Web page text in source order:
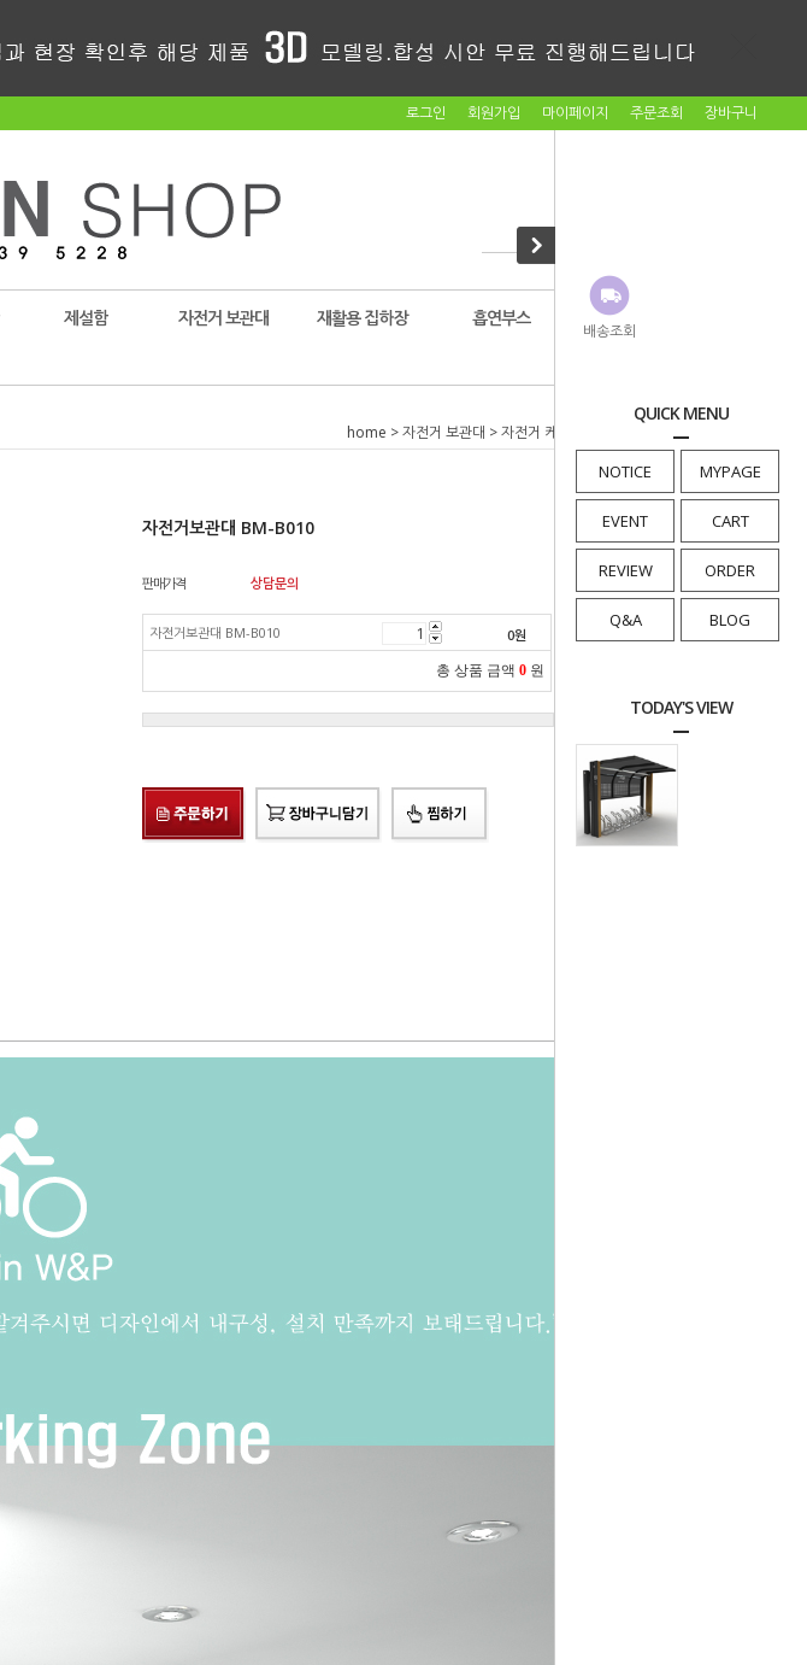
배송조회
QUICK MENU
NOTICE MYPAGE
EVENT CART
REVIEW ORDER
Q&A BLOG
TODAY'S VIEW
로그인 회원가입 마이페이지 주문조회 장바구니
제설함 자전거 보관대 재활용 집하장 흡연부스 암롤박스
home >자전거 보관대 >자전거 케노피 > 자전거보관대 BM-B010
자전거보관대 BM-B010
판매가격 상담문의
자전거보관대 BM-B010 0원
총 상품 금액 0 원